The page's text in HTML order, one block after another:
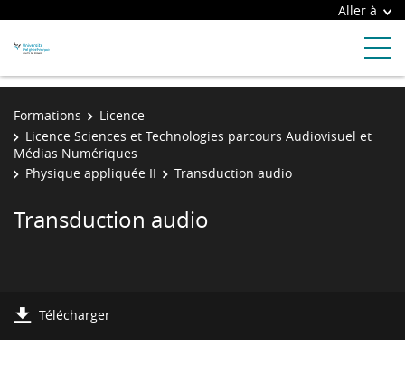
Aller à
Formations
Licence
Licence Sciences et Technologies parcours Audiovisuel et
Médias Numériques
Physique appliquée II
Transduction audio
Transduction audio
Télécharger